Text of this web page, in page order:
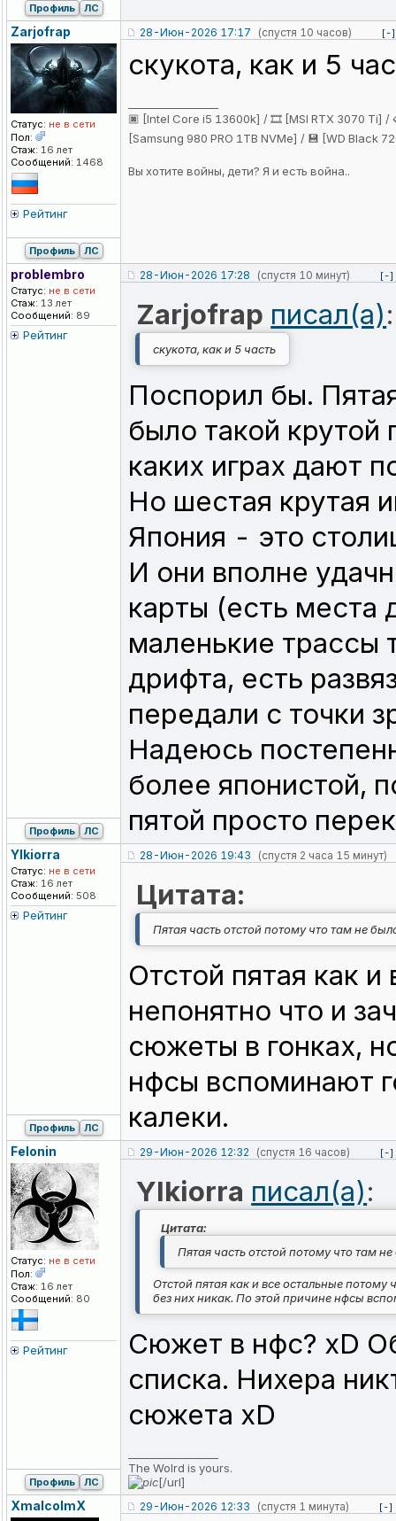
Профиль ЛС
Zarjofrap
Статус: не в сети
Пол:
Стаж: 16 лет
Сообщений: 1468
Рейтинг
28-Июн-2026 17:17 (спустя 10 часов) [-]
скукота, как и 5
🏿 [Intel Core i5 13600k] / 🎞️ [MSI RTX 3070 Ti] /
[Samsung 980 PRO 1TB NVMe] / 💾 [WD Black
Вы хотите войны, дети? Я и есть война..
Профиль ЛС
problembro
Статус: не в сети
Стаж: 13 лет
Сообщений: 89
Рейтинг
28-Июн-2026 17:28 (спустя 10 минут) [-]
Zarjofrap писал(а):
скукота, как и 5 часть
Поспорил бы.
было такой крутой
каких играх дают
Но шестая крутая
Япония - это
И они вполне
карты (есть места
маленькие трассы
дрифта, есть
передали с точки
Надеюсь
более японистой,
пятой просто
Профиль ЛС
Ylkiorra
Статус: не в сети
Стаж: 16 лет
Сообщений: 508
Рейтинг
28-Июн-2026 19:43 (спустя 2 часа 15 минут)
Цитата:
Пятая часть отстой потому что там не
Отстой пятая как
непонятно что и
сюжеты в гонках,
нфсы вспоминают
калеки.
Профиль ЛС
Felonin
Статус: не в сети
Пол:
Стаж: 16 лет
Сообщений: 80
Рейтинг
29-Июн-2026 12:32 (спустя 16 часов) [-]
Ylkiorra писал(а):
Цитата:
Пятая часть отстой потому что там
Отстой пятая как и все остальные
без них никак. По этой причине нфсы
Сюжет в нфс? xD
списка. Нихера
сюжета xD
The Wolrd is yours.
[/url]
Профиль ЛС
XmalcolmX 29-Июн-2026 12:33 (спустя 1 минута) [-]